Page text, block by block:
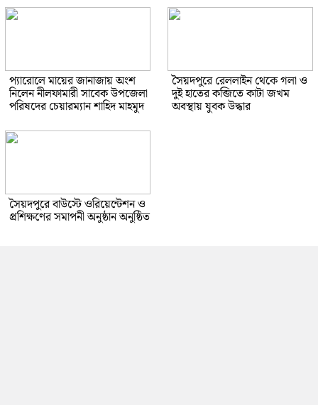
প্যারোলে মায়ের জানাজায় অংশ
নিলেন নীলফামারী সাবেক উপজেলা
পরিষদের চেয়ারম্যান শাহিদ মাহমুদ
সৈয়দপুরে রেললাইন থেকে গলা ও
দুই হাতের কব্জিতে কাটা জখম
অবস্থায় যুবক উদ্ধার
সৈয়দপুরে বাউস্টে ওরিয়েন্টেশন ও
প্রশিক্ষণের সমাপনী অনুষ্ঠান অনুষ্ঠিত